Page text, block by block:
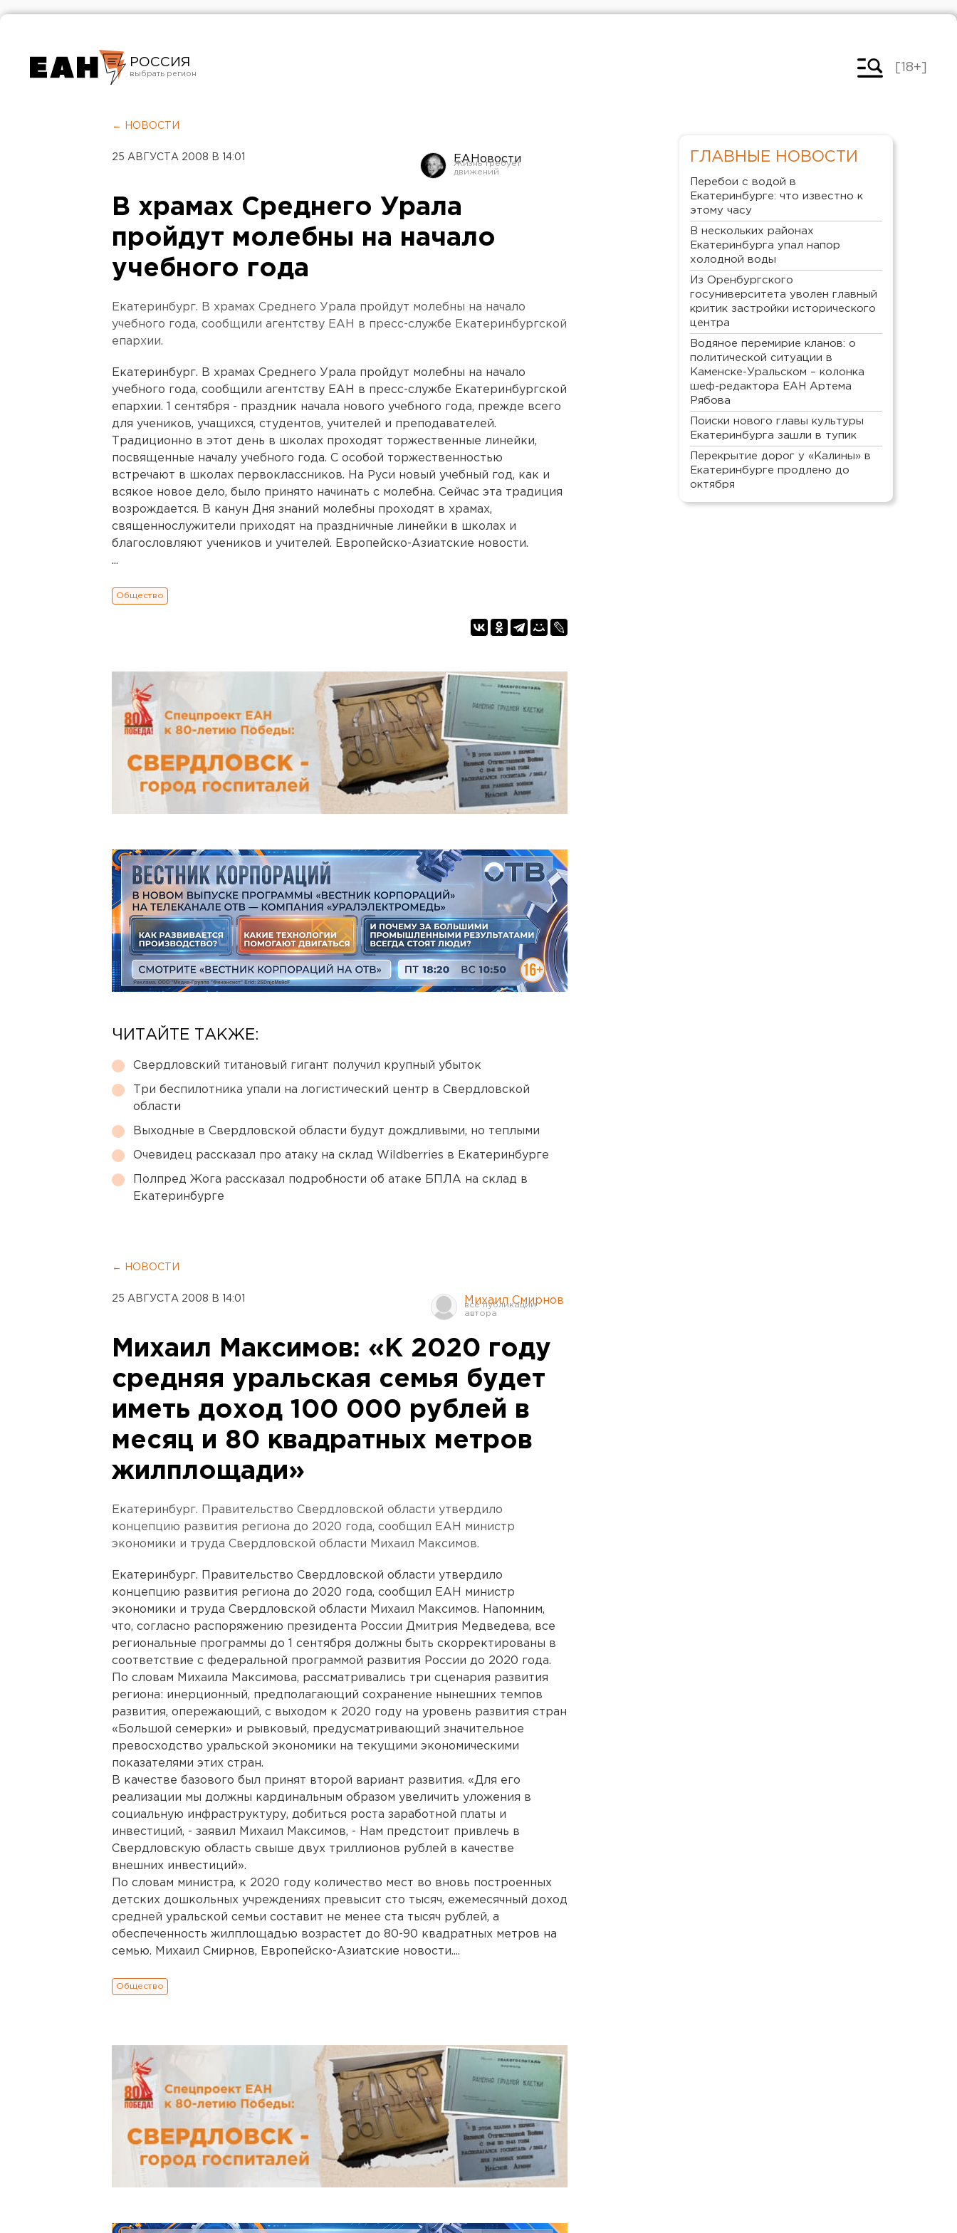
РОССИЯ
Челябинск
[18+]
← НОВОСТИ
25 АВГУСТА 2008 В 14:01 ЕАНовости
В храмах Среднего Урала
пройдут молебны на начало
учебного года
Екатеринбург. В храмах Среднего Урала пройдут молебны на начало
учебного года, сообщили агентству ЕАН в пресс-службе Екатеринбургской
епархии.
Екатеринбург. В храмах Среднего Урала пройдут молебны на начало
учебного года, сообщили агентству ЕАН в пресс-службе Екатеринбургской
епархии. 1 сентября - праздник начала нового учебного года, прежде всего
для учеников, учащихся, студентов, учителей и преподавателей.
Традиционно в этот день в школах проходят торжественные линейки,
посвященные началу учебного года. С особой торжественностью
встречают в школах первоклассников. На Руси новый учебный год, как и
всякое новое дело, было принято начинать с молебна. Сейчас эта традиция
возрождается. В канун Дня знаний молебны проходят в храмах,
священнослужители приходят на праздничные линейки в школах и
благословляют учеников и учителей. Европейско-Азиатские новости.
...
Общество
ЧИТАЙТЕ ТАКЖЕ:
Свердловский титановый гигант получил крупный убыток
Три беспилотника упали на логистический центр в Свердловской
области
Выходные в Свердловской области будут дождливыми, но теплыми
Очевидец рассказал про атаку на склад Wildberries в Екатеринбурге
Полпред Жога рассказал подробности об атаке БПЛА на склад в
Екатеринбурге
← НОВОСТИ
25 АВГУСТА 2008 В 14:01 Михаил Смирнов
Михаил Максимов: «К 2020 году
средняя уральская семья будет
иметь доход 100 000 рублей в
месяц и 80 квадратных метров
жилплощади»
Екатеринбург. Правительство Свердловской области утвердило
концепцию развития региона до 2020 года, сообщил ЕАН министр
экономики и труда Свердловской области Михаил Максимов.
Екатеринбург. Правительство Свердловской области утвердило
концепцию развития региона до 2020 года, сообщил ЕАН министр
экономики и труда Свердловской области Михаил Максимов. Напомним,
что, согласно распоряжению президента России Дмитрия Медведева, все
региональные программы до 1 сентября должны быть скорректированы в
соответствие с федеральной программой развития России до 2020 года.
По словам Михаила Максимова, рассматривались три сценария развития
региона: инерционный, предполагающий сохранение нынешних темпов
развития, опережающий, с выходом к 2020 году на уровень развития стран
«Большой семерки» и рывковый, предусматривающий значительное
превосходство уральской экономики на текущими экономическими
показателями этих стран.
В качестве базового был принят второй вариант развития. «Для его
реализации мы должны кардинальным образом увеличить уложения в
социальную инфраструктуру, добиться роста заработной платы и
инвестиций, - заявил Михаил Максимов, - Нам предстоит привлечь в
Свердловскую область свыше двух триллионов рублей в качестве
внешних инвестиций».
По словам министра, к 2020 году количество мест во вновь построенных
детских дошкольных учреждениях превысит сто тысяч, ежемесячный доход
средней уральской семьи составит не менее ста тысяч рублей, а
обеспеченность жилплощадью возрастет до 80-90 квадратных метров на
семью. Михаил Смирнов, Европейско-Азиатские новости....
Общество
ГЛАВНЫЕ НОВОСТИ
Перебои с водой в
Екатеринбурге: что известно к
этому часу
В нескольких районах
Екатеринбурга упал напор
холодной воды
Из Оренбургского
госуниверситета уволен главный
критик застройки исторического
центра
Водяное перемирие кланов: о
политической ситуации в
Каменске-Уральском – колонка
шеф-редактора ЕАН Артема
Рябова
Поиски нового главы культуры
Екатеринбурга зашли в тупик
Перекрытие дорог у «Калины» в
Екатеринбурге продлено до
октября